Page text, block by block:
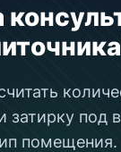
затирку под
помещения.